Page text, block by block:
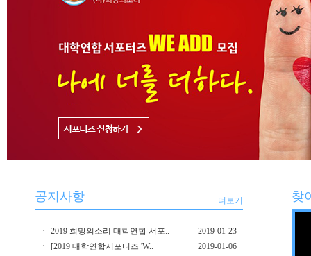
공지사항 더보기
2019 희망의소리 대학연합 서포..
2019-01-23
[2019 대학연합서포터즈 'W..
2019-01-06
찾